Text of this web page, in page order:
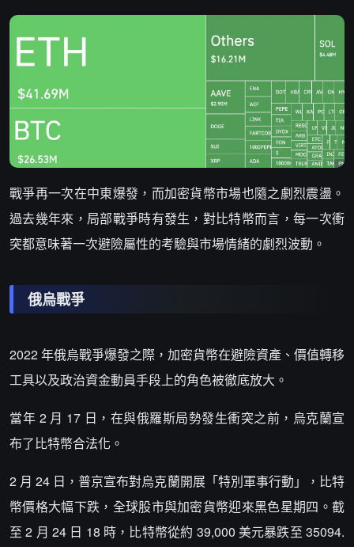
戰爭再一次在中東爆發，而加密貨幣市場也隨之劇烈震盪。
過去幾年來，局部戰爭時有發生，對比特幣而言，每一次衝
突都意味著一次避險屬性的考驗與市場情緒的劇烈波動。
俄烏戰爭
2022 年俄烏戰爭爆發之際，加密貨幣在避險資產、價值轉移
工具以及政治資金動員手段上的角色被徹底放大。
當年 2 月 17 日，在與俄羅斯局勢發生衝突之前，烏克蘭宣
布了比特幣合法化。
2 月 24 日，普京宣布對烏克蘭開展「特別軍事行動」，比特
幣價格大幅下跌，全球股市與加密貨幣迎來黑色星期四。截
至 2 月 24 日 18 時，比特幣從約 39,000 美元暴跌至 35094.